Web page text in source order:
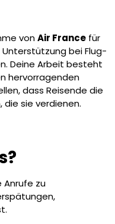
vonAir France für
bei Flug-
Deine Arbeit besteht
hervorragenden
dass Reisende die
die sie verdienen.
zu